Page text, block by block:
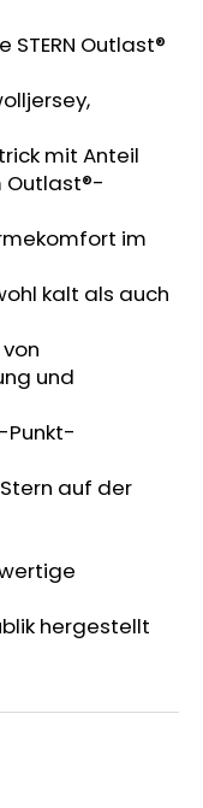
Outlast®
mit Anteil
Outlast®-
im
kalt als auch
und
Punkt-
auf der
hergestellt